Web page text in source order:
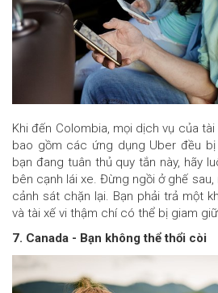
Khi đến Colombia, mọi dịch vụ của
bao gồm các ứng dụng Uber đều
bạn đang tuân thủ quy tắn này, hãy
bên cạnh lái xe. Đừng ngồi ở ghế
cảnh sát chặn lại. Bạn phải trả một
và tài xế vi thậm chí có thể bị giam
7. Canada - Bạn không thể thổi còi